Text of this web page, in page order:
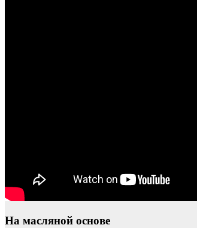
На масляной основе